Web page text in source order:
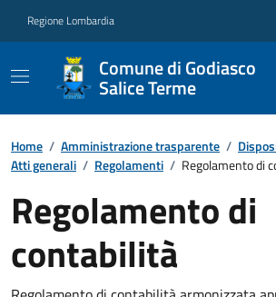
Regione Lombardia
Comune di Godiasco
Salice Terme
Home / Amministrazione trasparente /
Atti generali / Regolamenti / Regolamento di
Regolamento di
contabilità